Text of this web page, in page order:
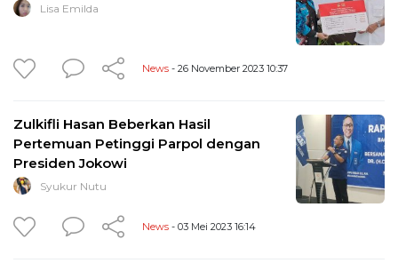
Lisa Emilda
News - 26 November 2023 10:37
Zulkifli Hasan Beberkan Hasil
Pertemuan Petinggi Parpol dengan
Presiden Jokowi
Syukur Nutu
News - 03 Mei 2023 16:14